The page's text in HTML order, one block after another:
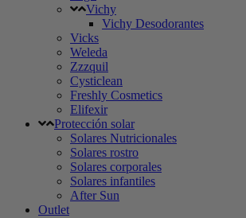
Vichy
Vichy Desodorantes
Vicks
Weleda
Zzzquil
Cysticlean
Freshly Cosmetics
Elifexir
Protección solar
Solares Nutricionales
Solares rostro
Solares corporales
Solares infantiles
After Sun
Outlet